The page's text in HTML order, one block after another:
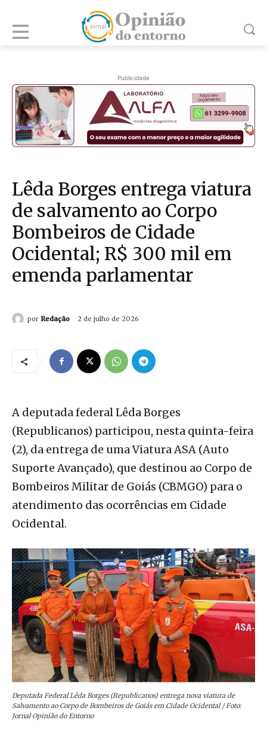
Publicidade
Lêda Borges entrega viatura
de salvamento ao Corpo
Bombeiros de Cidade
Ocidental; R$ 300 mil em
emenda parlamentar
por Redação 2 de julho de 2026
A deputada federal Lêda Borges
(Republicanos) participou, nesta quinta-feira
(2), da entrega de uma Viatura ASA (Auto
Suporte Avançado), que destinou ao Corpo de
Bombeiros Militar de Goiás (CBMGO) para o
atendimento das ocorrências em Cidade
Ocidental.
Deputada Federal Lêda Borges (Republicanos) entrega nova viatura de
Salvamento ao Corpo de Bombeiros de Goiás em Cidade Ocidental / Foto:
Jornal Opinião do Entorno